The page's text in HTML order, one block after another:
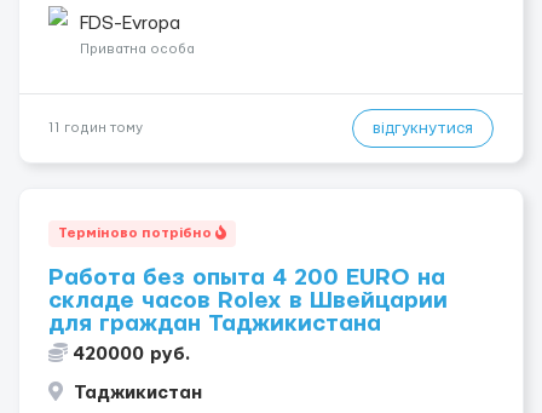
Азербайджан, Армения, Киргизия. Rolex &mdash...
FDS-Evropa
Приватна особа
11 годин тому відгукнутися
Терміново потрібно
Работа без опыта 4 200 EURO на
складе часов Rolex в Швейцарии
для граждан Таджикистана
420000 руб.
Таджикистан